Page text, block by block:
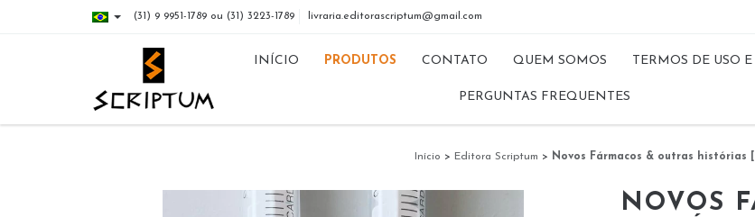
(31) 9 9951-1789 ou (31) 3223-1789 livraria.editorascriptum@gmail.com
INÍCIO PRODUTOS CONTATO QUEM SOMOS TERMOS DE USO
PERGUNTAS FREQUENTES
Início > Editora Scriptum > Novos Fármacos & outras histórias
NOVOS